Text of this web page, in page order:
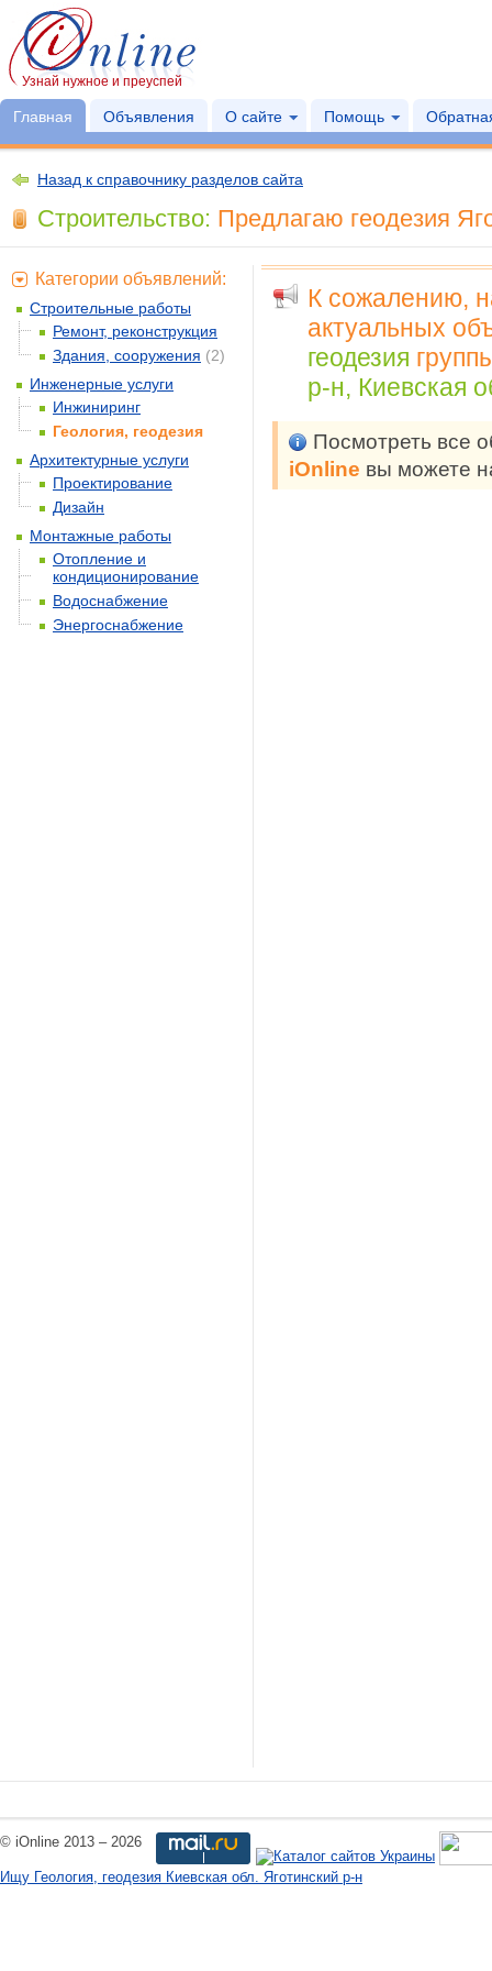
Узнай нужное и преуспей
Главная Объявления О сайте Помощь
Назад к справочнику разделов сайта
Строительство: Предлагаю геодезия
К сожалению,
актуальных
геодезия
р-н, Киевская
Посмотреть все
iOnline вы можете
Категории объявлений:
Строительные работы
Ремонт, реконструкция
Здания, сооружения (2)
Инженерные услуги
Инжиниринг
Геология, геодезия
Архитектурные услуги
Проектирование
Дизайн
Монтажные работы
Отопление и
кондиционирование
Водоснабжение
Энергоснабжение
© iOnline 2013 – 2026
Ищу Геология, геодезия Киевская обл. Яготинский р-н